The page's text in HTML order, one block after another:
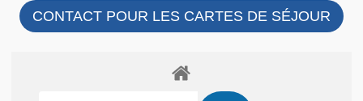
CONTACT POUR LES CARTES DE SÉJOUR